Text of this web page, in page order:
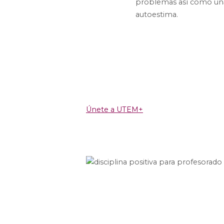
problemas así como
autoestima.
Únete a UTEM+